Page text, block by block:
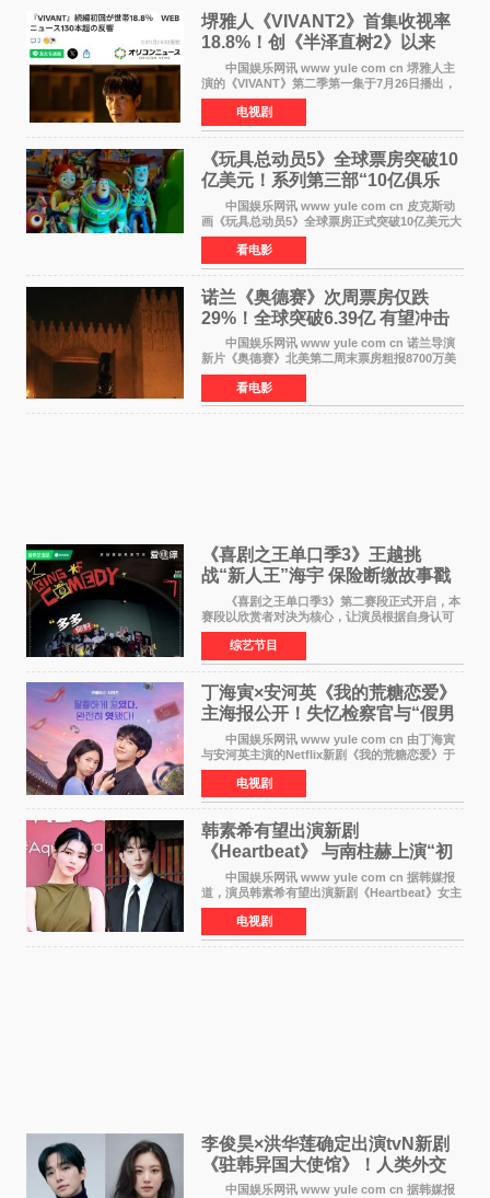
堺雅人《VIVANT2》首集收视率
18.8%！创《半泽直树2》以来
TBS周日剧场最高开局
中国娱乐网讯 www yule com cn 堺雅人主
演的《VIVANT》第二季第一集于7月26日播出，
首集收视率高达18 8%，成为自2020年《半泽直
树2》首集22%以来，TBS周日剧场最高开播收视
纪录。 考虑到
电视剧
《玩具总动员5》全球票房突破10
亿美元！系列第三部“10亿俱乐
部”达成
中国娱乐网讯 www yule com cn 皮克斯动
画《玩具总动员5》全球票房正式突破10亿美元大
关。截至上周末，该片全球累计票房已达10 22亿
美元，其中北美市场贡献4 48亿美元，中国内地
票房达2 82
看电影
诺兰《奥德赛》次周票房仅跌
29%！全球突破6.39亿 有望冲击
13亿成诺兰最卖座电影
中国娱乐网讯 www yule com cn 诺兰导演
新片《奥德赛》北美第二周末票房粗报8700万美
元（周五至周日：2600万&rarr;3460万
&rarr;2640万），较首周1 24亿美元仅下跌29
6%，走势极为强劲，远超
看电影
《喜剧之王单口季3》王越挑
战“新人王”海宇 保险断缴故事戳
中生活痛点
《喜剧之王单口季3》第二赛段正式开启，本
赛段以欣赏者对决为核心，让演员根据自身认可
选择对手，在作品碰撞中完成一次喜剧创作者之
间的交流。这里有实力相当的正面对抗，也有老
朋友、老对手之
综艺节目
丁海寅×安河英《我的荒糖恋爱》
主海报公开！失忆检察官与“假男
友”同居罗曼史来
中国娱乐网讯 www yule com cn 由丁海寅
与安河英主演的Netflix新剧《我的荒糖恋爱》于
近日公开主海报，正式进入开播倒计时。 海
报中，两人并肩站在充满怀旧气息的九津麦芽村
街道上，丁
电视剧
韩素希有望出演新剧
《Heartbeat》 与南柱赫上演“初
恋归来”奇幻罗曼史
中国娱乐网讯 www yule com cn 据韩媒报
道，演员韩素希有望出演新剧《Heartbeat》女主
角，与南柱赫合作，引发高度关注。 韩素希
在剧中饰演能够看到过去的女人洪莎朗一角，因
初恋的意外
电视剧
李俊昊×洪华莲确定出演tvN新剧
《驻韩异国大使馆》！人类外交
官与“龙”大使的奇幻
中国娱乐网讯 www yule com cn 据韩媒报